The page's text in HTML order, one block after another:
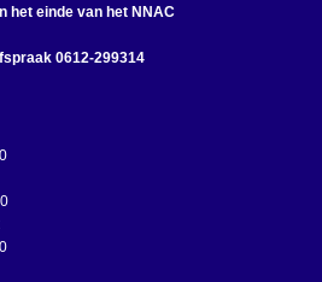
het einde van het NNAC
0612-299314